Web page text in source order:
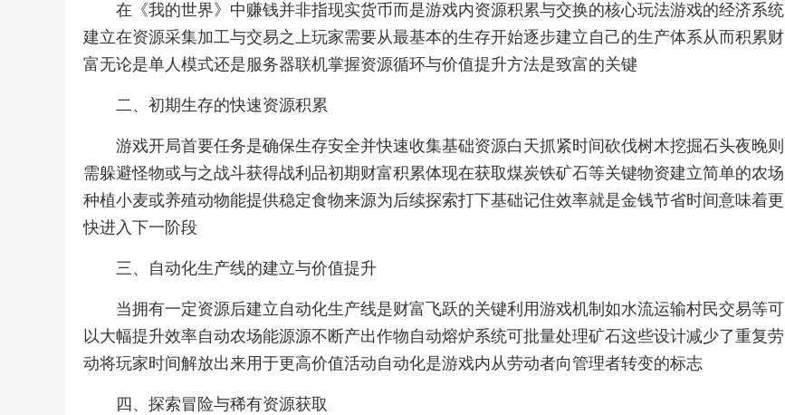
在《我的世界》中赚钱并非指现实货币而是游戏内资源积累与交换的核心玩法游戏的经济系统
建立在资源采集加工与交易之上玩家需要从最基本的生存开始逐步建立自己的生产体系从而积累财
富无论是单人模式还是服务器联机掌握资源循环与价值提升方法是致富的关键
二、初期生存的快速资源积累
游戏开局首要任务是确保生存安全并快速收集基础资源白天抓紧时间砍伐树木挖掘石头夜晚则
需躲避怪物或与之战斗获得战利品初期财富积累体现在获取煤炭铁矿石等关键物资建立简单的农场
种植小麦或养殖动物能提供稳定食物来源为后续探索打下基础记住效率就是金钱节省时间意味着更
快进入下一阶段
三、自动化生产线的建立与价值提升
当拥有一定资源后建立自动化生产线是财富飞跃的关键利用游戏机制如水流运输村民交易等可
以大幅提升效率自动农场能源源不断产出作物自动熔炉系统可批量处理矿石这些设计减少了重复劳
动将玩家时间解放出来用于更高价值活动自动化是游戏内从劳动者向管理者转变的标志
四、探索冒险与稀有资源获取